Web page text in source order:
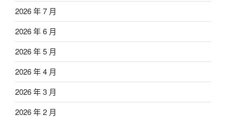
2026 年 7 月
2026 年 6 月
2026 年 5 月
2026 年 4 月
2026 年 3 月
2026 年 2 月